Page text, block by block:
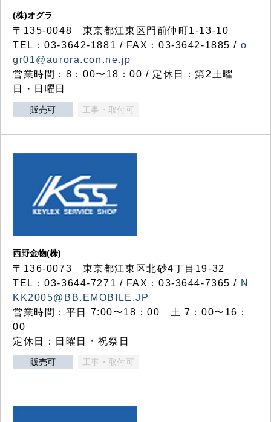
(株)オグラ
〒135-0048 東京都江東区門前仲町1-13-10
TEL：03-3642-1881 / FAX：03-3642-1885 / o
gr01@aurora.con.ne.jp
営業時間：8：00〜18：00 / 定休日：第2土曜
日・日曜日
販売可 工事・取付可
西野金物(株)
〒136-0073 東京都江東区北砂4丁目19-32
TEL：03‐3644‐7271 / FAX：03-3644-7365 / N
KK2005@BB.EMOBILE.JP
営業時間：平日 7:00〜18：00 土 7：00〜16：
00
定休日：日曜日・祝祭日
販売可 工事・取付可